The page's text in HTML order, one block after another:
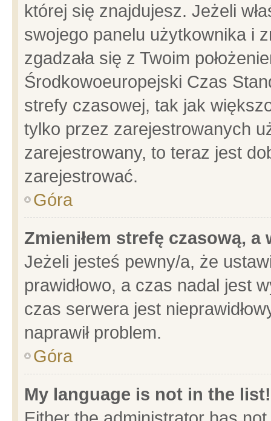
której się znajdujesz. Jeżeli
swojego panelu użytkownika i
zgadzała się z Twoim
Środkowoeuropejski Czas
strefy czasowej, tak jak
tylko przez zarejestrowanych
zarejestrowany, to teraz jest
zarejestrować.
Góra
Zmieniłem strefę czasową,
Jeżeli jesteś pewny/a, że
prawidłowo, a czas nadal jest
czas serwera jest
naprawił problem.
Góra
My language is not in the list!